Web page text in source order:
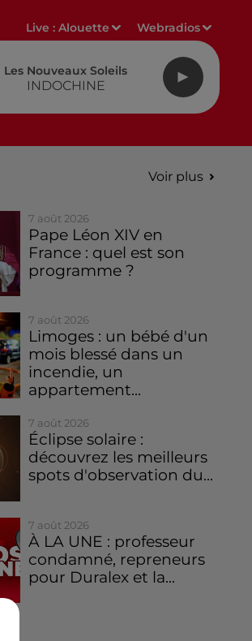
Live :Alouette Webradios
Les Nouveaux Soleils
INDOCHINE
Voir plus
7 août 2026
Pape Léon XIV en
France : quel est son
programme ?
7 août 2026
Limoges : un bébé d'un
mois blessé dans un
incendie, un
appartement...
7 août 2026
Éclipse solaire :
découvrez les meilleurs
spots d'observation du...
7 août 2026
À LA UNE : professeur
condamné, repreneurs
pour Duralex et la...